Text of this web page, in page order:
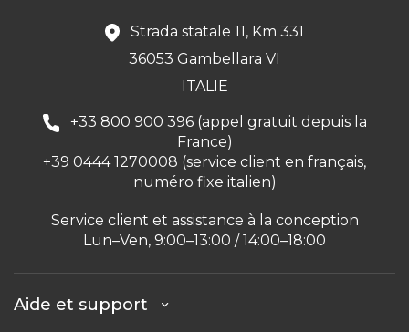
Strada statale 11, Km 331
36053 Gambellara VI
ITALIE
+33 800 900 396 (appel gratuit depuis la
France)
+39 0444 1270008 (service client en français,
numéro fixe italien)
Service client et assistance à la conception
Lun–Ven, 9:00–13:00 / 14:00–18:00
Aide et support